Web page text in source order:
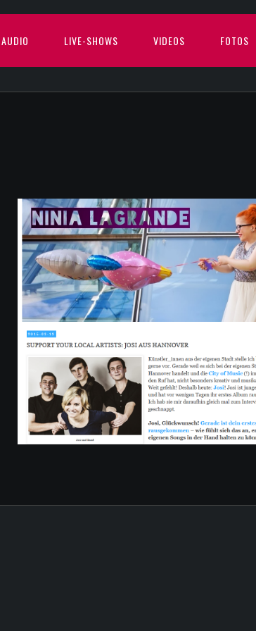
AUDIO LIVE-SHOWS VIDEOS FOTOS